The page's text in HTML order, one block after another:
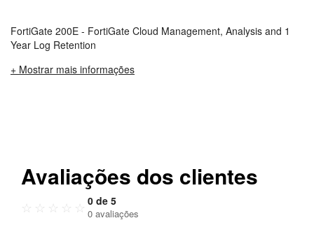
FortiGate 200E - FortiGate Cloud Management, Analysis and 1
Year Log Retention
+ Mostrar mais informações
Avaliações dos clientes
☆ ☆ ☆ ☆ ☆ 0 de 5
0 avaliações